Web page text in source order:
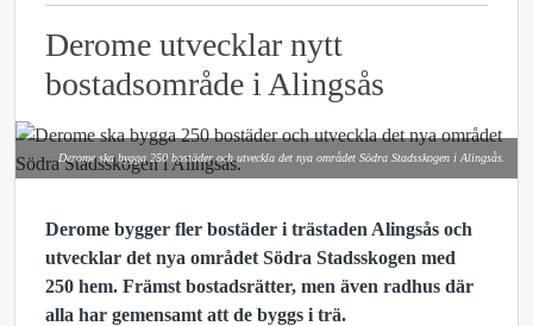
Derome utvecklar nytt
bostadsområde i Alingsås
Derome ska bygga 250 bostäder och utveckla det nya området Södra Stadsskogen i Alingsås.
Derome bygger fler bostäder i trästaden Alingsås och
utvecklar det nya området Södra Stadsskogen med
250 hem. Främst bostadsrätter, men även radhus där
alla har gemensamt att de byggs i trä.